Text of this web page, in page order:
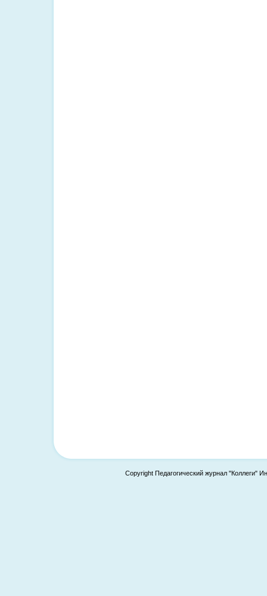
Copyright Педагогический журнал "Коллеги"